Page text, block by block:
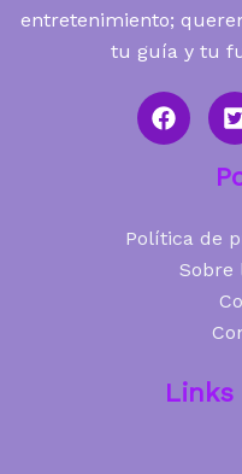
entretenimiento;
tu guía y tu
Política de
Sobre